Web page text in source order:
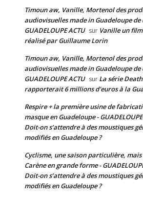
Timoun aw, Vanille, Mortenol des
audiovisuelles made in Guadeloupe de
GUADELOUPE ACTU sur Vanille un
réalisé par Guillaume Lorin
Timoun aw, Vanille, Mortenol des
audiovisuelles made in Guadeloupe de
GUADELOUPE ACTU sur La série
rapporterait 6 millions d’euros à la
Respire + la première usine de
masque en Guadeloupe -
Doit-on s’attendre à des moustiques
modifiés en Guadeloupe ?
Cyclisme, une saison particulière,
Carène en grande forme -
Doit-on s’attendre à des moustiques
modifiés en Guadeloupe ?